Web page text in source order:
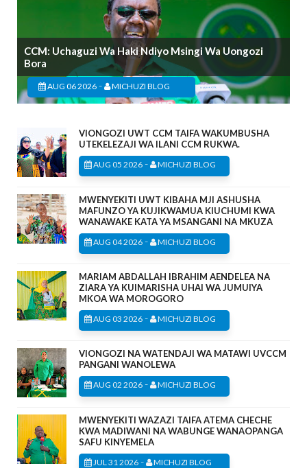
CCM: Uchaguzi Wa Haki Ndiyo Msingi Wa Uongozi
Bora
AUG 06 2026 - MICHUZI BLOG
VIONGOZI UWT CCM TAIFA WAKUMBUSHA
UTEKELEZAJI WA ILANI CCM RUKWA.
AUG 05 2026 - MICHUZI BLOG
MWENYEKITI UWT KIBAHA MJI ASHUSHA
MAFUNZO YA KUJIKWAMUA KIUCHUMI KWA
WANAWAKE KATA YA MSANGANI NA MKUZA
AUG 04 2026 - MICHUZI BLOG
MARIAM ABDALLAH IBRAHIM AENDELEA NA
ZIARA YA KUIMARISHA UHAI WA JUMUIYA
MKOA WA MOROGORO
AUG 03 2026 - MICHUZI BLOG
VIONGOZI NA WATENDAJI WA MATAWI UVCCM
PANGANI WANOLEWA
AUG 02 2026 - MICHUZI BLOG
MWENYEKITI WAZAZI TAIFA ATEMA CHECHE
KWA MADIWANI NA WABUNGE WANAOPANGA
SAFU KINYEMELA
JUL 31 2026 - MICHUZI BLOG